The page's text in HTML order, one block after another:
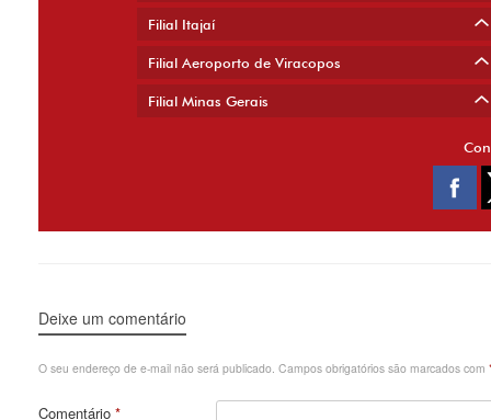
Deixe um comentário
O seu endereço de e-mail não será publicado. Campos obrigatórios são marcados com
Comentário *
Filial Itajaí
Filial Aeroporto de Viracopos
Filial Minas Gerais